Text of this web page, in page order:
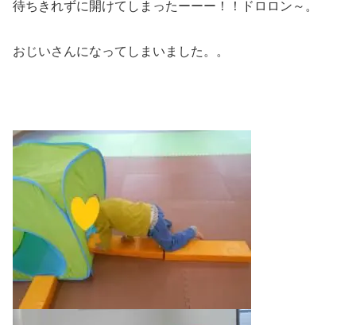
待ちきれずに開けてしまったーーー！！ドロロン～。
おじいさんになってしまいました。。